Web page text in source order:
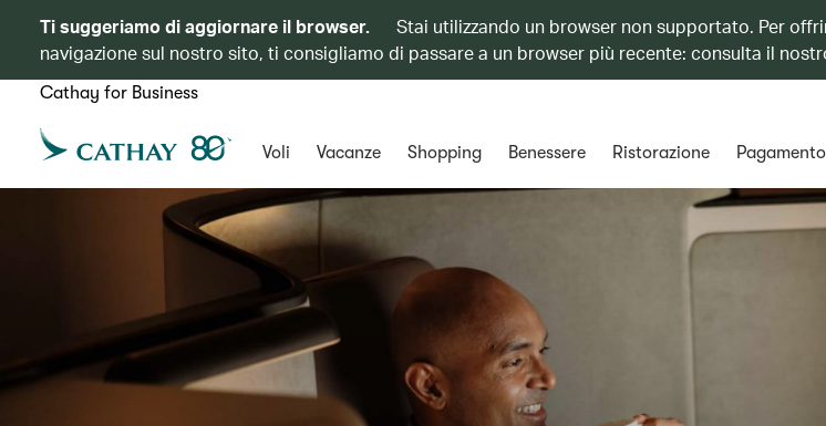
Ti suggeriamo di aggiornare il browser.
Stai utilizzando un browser non supportato. Per
navigazione sul nostro sito, ti consigliamo di passare a un browser più recente: consulta il
Cathay for Business
Voli Vacanze Shopping Benessere Ristorazione Pagamento